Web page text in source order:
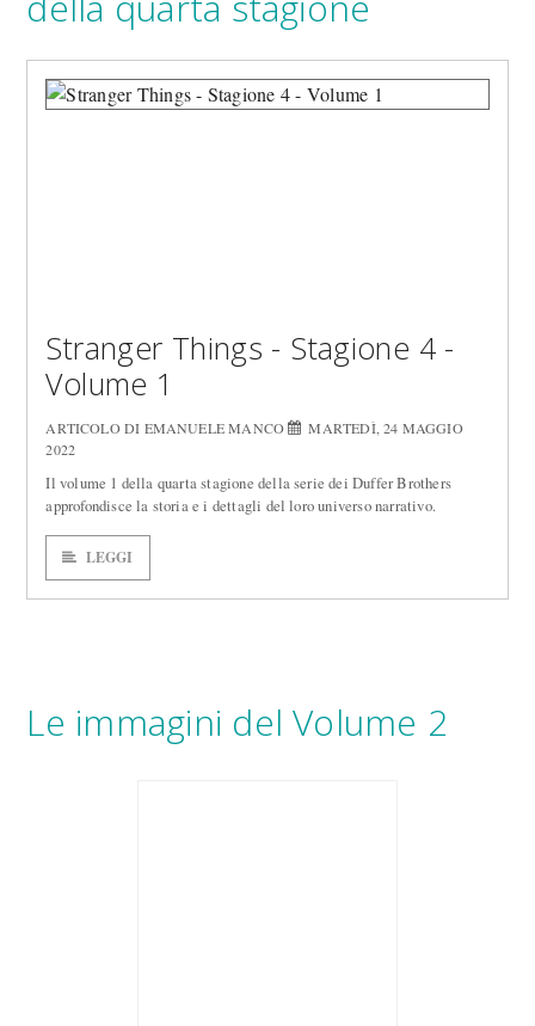
Stranger Things - Stagione 4 -
Volume 1
ARTICOLO DI EMANUELE MANCO
MARTEDÌ, 24 MAGGIO
2022
Il volume 1 della quarta stagione della serie dei Duffer Brothers
approfondisce la storia e i dettagli del loro universo narrativo.
LEGGI
Le immagini del Volume 2